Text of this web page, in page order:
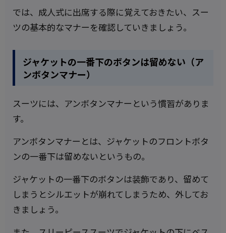
では、成人式に出席する際に覚えておきたい、スー
ツの基本的なマナーを確認していきましょう。
ジャケットの一番下のボタンは留めない（ア
ンボタンマナー）
スーツには、アンボタンマナーという慣習がありま
す。
アンボタンマナーとは、ジャケットのフロントボタ
ンの一番下は留めないというもの。
ジャケットの一番下のボタンは装飾であり、留めて
しまうとシルエットが崩れてしまうため、外してお
きましょう。